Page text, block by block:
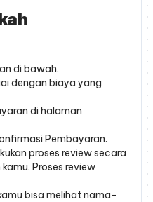
di bawah.
dengan biaya yang
di halaman
Pembayaran.
proses review secara
Proses review
bisa melihat nama-